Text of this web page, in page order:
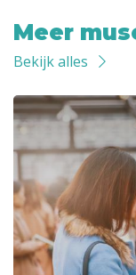
Meer
Bekijk alles